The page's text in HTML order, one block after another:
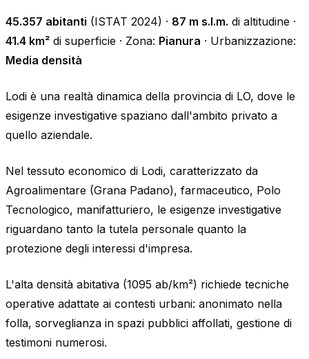
45.357 abitanti (ISTAT 2024) · 87 m s.l.m. di altitudine ·
41.4 km² di superficie · Zona: Pianura · Urbanizzazione:
Media densità
Lodi è una realtà dinamica della provincia di LO, dove le
esigenze investigative spaziano dall'ambito privato a
quello aziendale.
Nel tessuto economico di Lodi, caratterizzato da
Agroalimentare (Grana Padano), farmaceutico, Polo
Tecnologico, manifatturiero, le esigenze investigative
riguardano tanto la tutela personale quanto la
protezione degli interessi d'impresa.
L'alta densità abitativa (1095 ab/km²) richiede tecniche
operative adattate ai contesti urbani: anonimato nella
folla, sorveglianza in spazi pubblici affollati, gestione di
testimoni numerosi.